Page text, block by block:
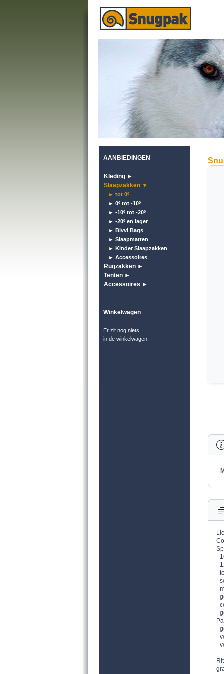
AANBIEDINGEN
Kleding ►
Slaapzakken ▼
► tot 0º
► 0º tot -10º
► -10º tot -20º
► -20º en lager
► Bivvi Bags
► Slaapmatten
► Kinder Slaapzakken
► Accessoires
Rugzakken ►
Tenten ►
Accessoires ►
Winkelwagen
Er zit nog niets
in de winkelwagen.
-
-
-
-
-
-
-
-
-
-
-